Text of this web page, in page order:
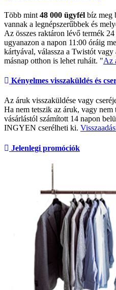
Több mint 48 000 ügyfél bíz meg
vannak a legnépszerűbbek és
Az összes raktáron lévő termék
ugyanazon a napon 11:00 óráig
kártyával, válassza a Twistót
másnap otthon is lehet ruháit. "Az
Kényelmes visszaküldés és
Az áruk visszaküldése vagy
Ha nem tetszik az áruk, vagy nem
vásárlástól számított 14 napon
INGYEN cserélheti ki.
Jelenlegi promóciók